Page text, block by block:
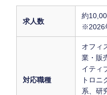
求人数
約
※2026
対応職種
オフィ
業・販
イティ
トロニ
系、研